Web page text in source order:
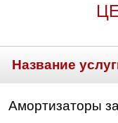
Название
Амортизаторы